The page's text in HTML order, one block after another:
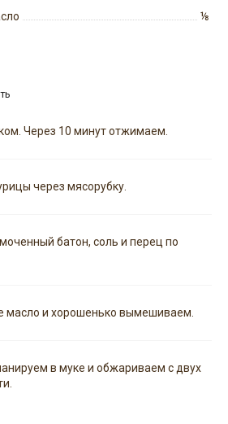
⅛
Через 10 минут отжимаем.
через мясорубку.
батон, соль и перец по
масло и хорошенько вымешиваем.
в муке и обжариваем с двух